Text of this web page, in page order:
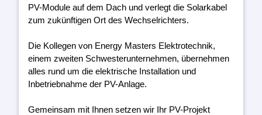
PV-Module auf dem Dach und verlegt die Solarkabel
zum zukünftigen Ort des Wechselrichters.
Die Kollegen von Energy Masters Elektrotechnik,
einem zweiten Schwesterunternehmen, übernehmen
alles rund um die elektrische Installation und
Inbetriebnahme der PV-Anlage.
Gemeinsam mit Ihnen setzen wir Ihr PV-Projekt